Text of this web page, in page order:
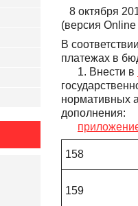
8 октября
(версия Online
В
платежах в
1. Внести в
нормативных
дополнения:
158
159